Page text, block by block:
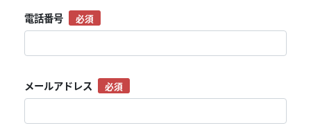
電話番号
メールアドレス